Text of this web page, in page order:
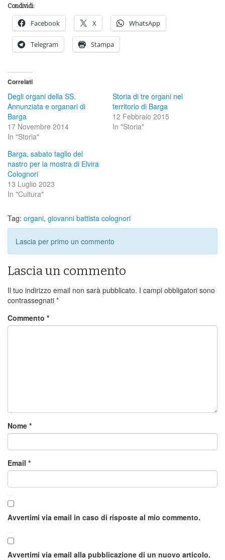
Condividi:
Facebook X WhatsApp
Telegram Stampa
Correlati
Degli organi della SS.
Annunziata e organari di
Barga
17 Novembre 2014
In "Storia"
Storia di tre organi nel
territorio di Barga
12 Febbraio 2015
In "Storia"
Barga, sabato taglio del
nastro per la mostra di Elvira
Colognori
13 Luglio 2023
In "Cultura"
Tag: organi, giovanni battista colognori
Lascia per primo un commento
Lascia un commento
Il tuo indirizzo email non sarà pubblicato. I campi obbligatori sono
contrassegnati *
Commento *
Nome *
Email *
Avvertimi via email in caso di risposte al mio commento.
Avvertimi via email alla pubblicazione di un nuovo articolo.